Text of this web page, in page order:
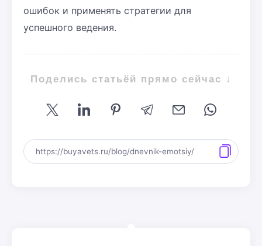
ошибок и применять стратегии для
успешного ведения.
Поделись статьёй прямо сейчас ↓